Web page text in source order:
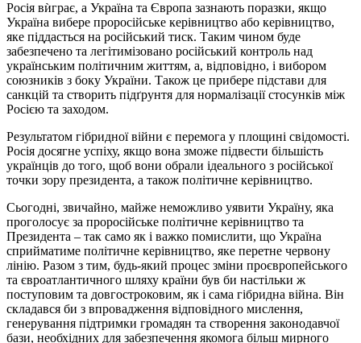
Росія вѝграє, а Україна та Європа зазнають поразки, якщо
Україна вибере проросійське керівництво або керівництво,
яке піддасться на російський тиск. Таким чином буде
забезпечено та легітимізовано російський контроль над
українським політичним життям, а, відповідно, і вибором
союзників з боку України. Також це прибере підстави для
санкцій та створить підґрунтя для нормалізації стосунків між
Росією та заходом.
Результатом гібридної війни є перемога у площині свідомості.
Росія досягне успіху, якщо вона зможе підвести більшість
українців до того, щоб вони обрали ідеального з російської
точки зору президента, а також політичне керівництво.
Сьогодні, звичайно, майже неможливо уявити Україну, яка
проголосує за проросійське політичне керівництво та
Президента – так само як і важко помислити, що Україна
сприйматиме політичне керівництво, яке перетне червону
лінію. Разом з тим, будь-який процес зміни проєвропейського
та євроатлантичного шляху країни був би настільки ж
поступовим та довгостроковим, як і сама гібридна війна. Він
складався би з впровадження відповідного мислення,
генерування підтримки громадян та створення законодавчої
бази, необхідних для забезпечення якомога більш мирного